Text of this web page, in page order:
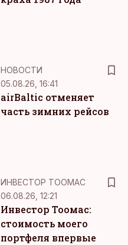
НОВОСТИ
05.08.26, 16:41
airBaltic отменяет
часть зимних рейсов
ИНВЕСТОР ТООМАС
06.08.26, 12:21
Инвестор Тоомас:
стоимость моего
портфеля впервые